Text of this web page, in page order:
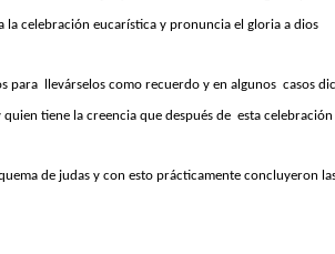
la celebración eucarística y pronuncia el gloria a dios
para llevárselos como recuerdo y en algunos casos
quien tiene la creencia que después de esta
de judas y con esto prácticamente concluyeron